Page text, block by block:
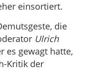
einsortiert.
die
Ulrich
es gewagt hatte,
Kritik der